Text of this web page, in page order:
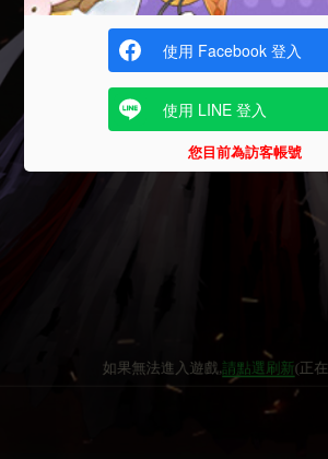
使用 Facebook 登入
使用 LINE 登入
您目前為訪客帳號